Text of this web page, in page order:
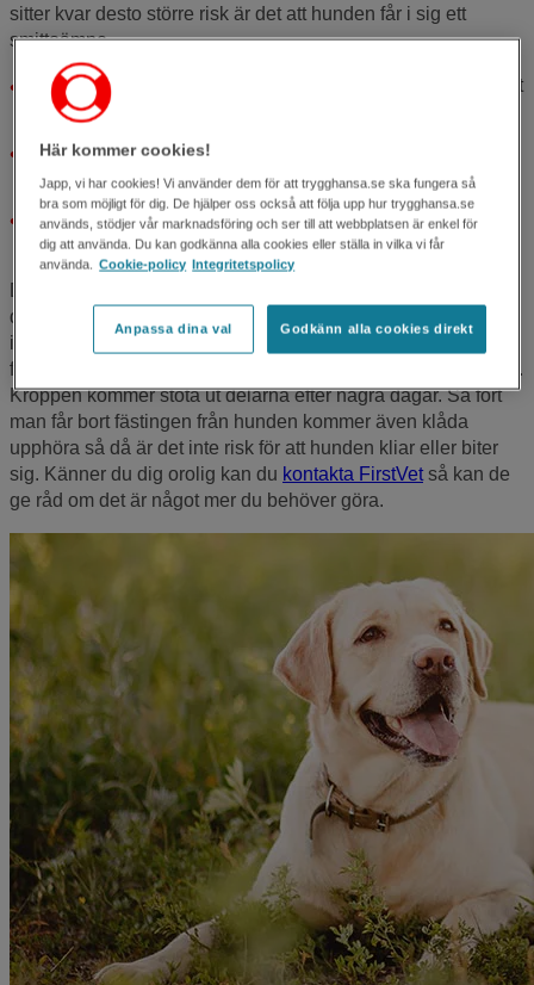
sitter kvar desto större risk är det att hunden får i sig ett
smittoämne.
Använd en pincett eller en fästingborttagare. Kommer du åt
med naglarna går det också bra.
Ta tag om fästingen så nära huden. Dra rakt ut och se till
att få bort hela fästingen.
Tvätta stället fästingen bitit på med desinfektionsmedel
eller tvål och vatten.
delar av huvudet, hela huvudet eller främre benparet. Det
innebär sällan någon ökad risk för att hunden blir smittad så
får man inte bort de sista delarna kan man låta dem sitta kvar.
Kroppen kommer stöta ut delarna efter några dagar. Så fort
man får bort fästingen från hunden kommer även klåda
upphöra så då är det inte risk för att hunden kliar eller biter
sig. Känner du dig orolig kan du kontakta FirstVetså kan de
ge råd om det är något mer du behöver göra.
Här kommer cookies!
Japp, vi har cookies! Vi använder dem för att trygghansa.se ska fungera så
bra som möjligt för dig. De hjälper oss också att följa upp hur trygghansa.se
används, stödjer vår marknadsföring och ser till att webbplatsen är enkel för
dig att använda. Du kan godkänna alla cookies eller ställa in vilka vi får
använda.
Cookie-policy Integritetspolicy
Anpassa dina val Godkänn alla cookies direkt